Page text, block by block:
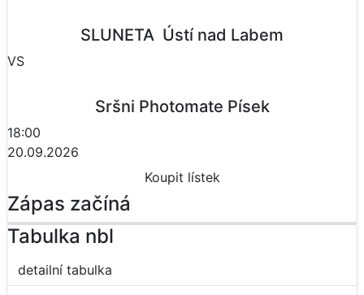
SLUNETA  Ústí nad Labem
VS
Sršni Photomate Písek
18:00
20.09.2026
Koupit lístek
Zápas začíná
Tabulka nbl
detailní tabulka